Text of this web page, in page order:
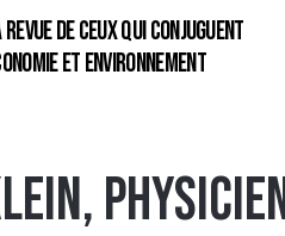
revue de ceux qui conjuguent
et environnement